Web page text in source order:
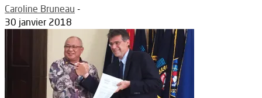
Caroline Bruneau -
30 janvier 2018